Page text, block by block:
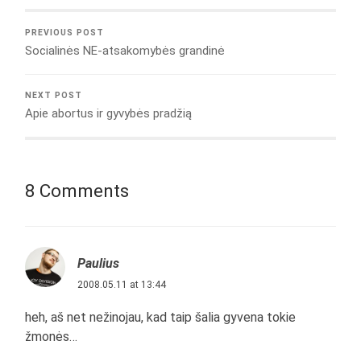
PREVIOUS POST
Socialinės NE-atsakomybės grandinė
NEXT POST
Apie abortus ir gyvybės pradžią
8 Comments
Paulius
2008.05.11 at 13:44
heh, aš net nežinojau, kad taip šalia gyvena tokie
žmonės…